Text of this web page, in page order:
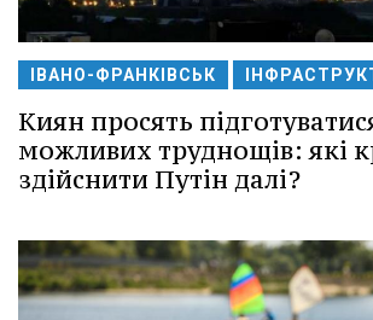
ІВАНО-ФРАНКІВСЬК
Киян просять
можливих труднощів: які
здійснити Путін далі?